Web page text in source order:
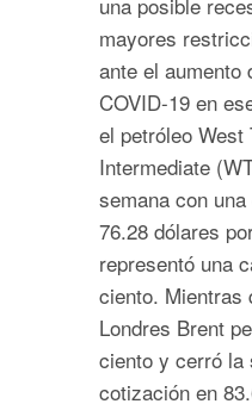
mayores
ante el aumento
COVID-19 en
el petróleo West
Intermediate
semana con
76.28 dólares
representó una
ciento. Mientras
Londres Brent
ciento y cerró la
cotización en